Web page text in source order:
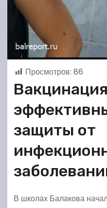
Просмотров: 86
защиты от
В школах Балакова